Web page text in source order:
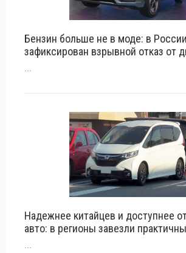
Бензин больше не в моде: в России
зафиксирован взрывной отказ от
...
Надежнее китайцев и доступнее
авто: в регионы завезли
...